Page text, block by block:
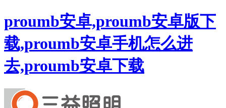
proumb安卓,proumb安卓版下
载,proumb安卓手机怎么进
去,proumb安卓下载